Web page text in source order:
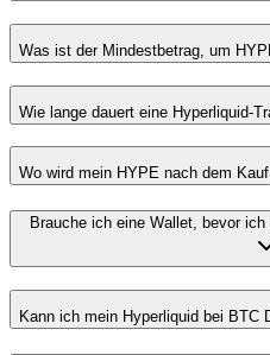
Was ist der Mindestbetrag, um
Wie lange dauert eine Hyperliquid-
Wo wird mein HYPE nach dem
Brauche ich eine Wallet, bevor
Kann ich mein Hyperliquid bei BTC